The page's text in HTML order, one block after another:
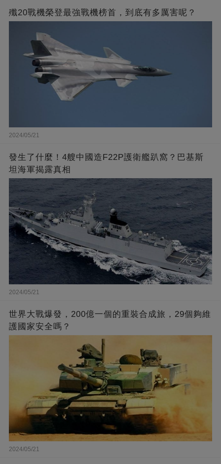
殲20戰機榮登最強戰機榜首，到底有多厲害呢？
2024/05/21
發生了什麼！4艘中國造F22P護衛艦趴窩？巴基斯
坦海軍揭露真相
2024/05/21
世界大戰爆發，200億一個的重裝合成旅，29個夠維
護國家安全嗎？
2024/05/21